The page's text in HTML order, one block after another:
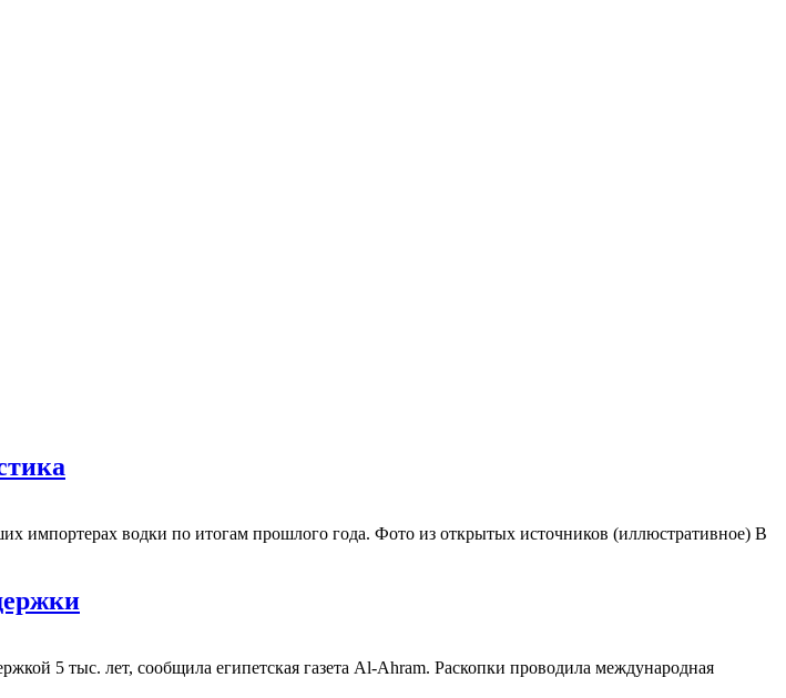
импортерах водки по итогам прошлого года. Фото из открытых источников (иллюстративное) В
5 тыс. лет, сообщила египетская газета Al-Ahram. Раскопки проводила международная